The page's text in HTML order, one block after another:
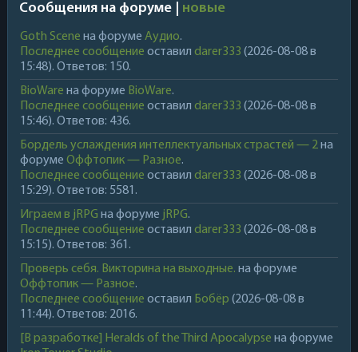
Сообщения на форуме | новые
Goth Scene на форуме Аудио.
Последнее сообщение оставил darer333 (2026-08-08 в
15:48). Ответов: 150.
BioWare на форуме BioWare.
Последнее сообщение оставил darer333 (2026-08-08 в
15:46). Ответов: 436.
Бордель услаждения интеллектуальных страстей — 2на
форуме Оффтопик — Разное.
Последнее сообщение оставил darer333 (2026-08-08 в
15:29). Ответов: 5581.
Играем в jRPG на форуме jRPG.
Последнее сообщение оставил darer333 (2026-08-08 в
15:15). Ответов: 361.
Проверь себя. Викторина на выходные. на форуме
Оффтопик — Разное.
Последнее сообщение оставил Бобёр (2026-08-08 в
11:44). Ответов: 2016.
[В разработке] Heralds of the Third Apocalypse на форуме